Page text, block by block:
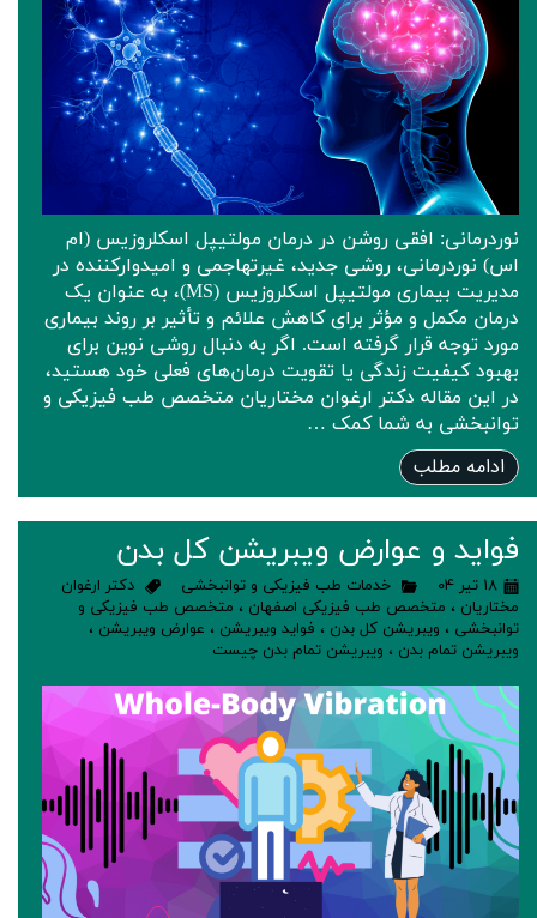
نوردرمانی: افقی روشن در درمان مولتیپل اسکلروزیس (ام‌
اس) نوردرمانی، روشی جدید، غیرتهاجمی و امیدوارکننده در
مدیریت بیماری مولتیپل اسکلروزیس (MS)، به عنوان یک
درمان مکمل و مؤثر برای کاهش علائم و تأثیر بر روند بیماری
مورد توجه قرار گرفته است. اگر به دنبال روشی نوین برای
بهبود کیفیت زندگی یا تقویت درمان‌های فعلی خود هستید،
در این مقاله دکتر ارغوان مختاریان متخصص طب فیزیکی و
توانبخشی به شما کمک …
ادامه مطلب
فواید و عوارض ویبریشن کل بدن
۱۸ تیر ۰۴ خدمات طب فیزیکی و توانبخشی
دکتر ارغوان
مختاریان ، متخصص طب فیزیکی اصفهان ، متخصص طب فیزیکی و
توانبخشی ، ویبریشن کل بدن ، فواید ویبریشن ، عوارض ویبریشن ،
ویبریشن تمام بدن ، ویبریشن تمام بدن چیست